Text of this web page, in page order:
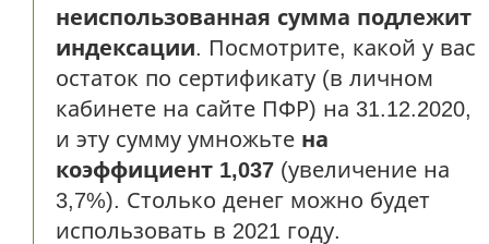
неиспользованная сумма подлежит
индексации. Посмотрите, какой у вас
остаток по сертификату (в личном
кабинете на сайте ПФР) на 31.12.2020,
и эту сумму умножьте на
коэффициент 1,037 (увеличение на
3,7%). Столько денег можно будет
использовать в 2021 году.